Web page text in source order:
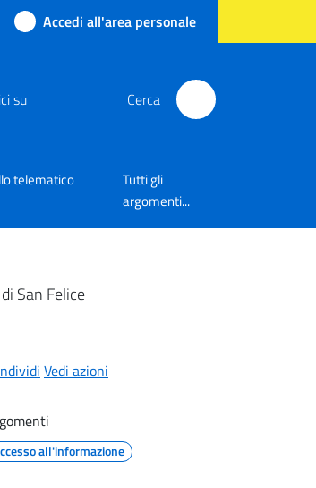
Accedi all'area personale
su Cerca
telematico
Tutti gli
argomenti...
San Felice
Vedi azioni
all'informazione